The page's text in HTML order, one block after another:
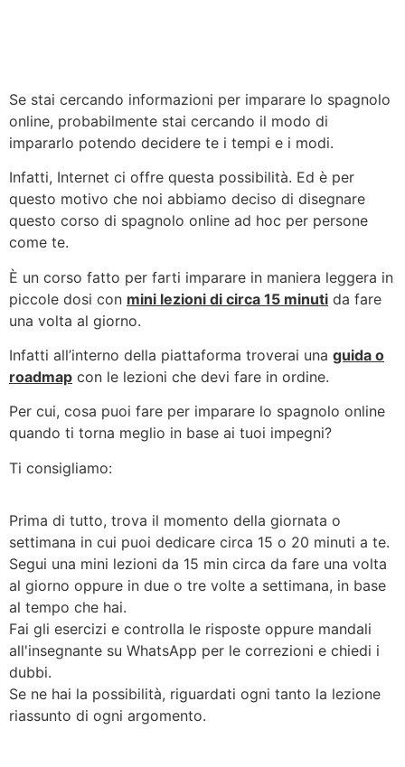
Se stai cercando informazioni per imparare lo spagnolo
online, probabilmente stai cercando il modo di
impararlo potendo decidere te i tempi e i modi.
Infatti, Internet ci offre questa possibilità. Ed è per
questo motivo che noi abbiamo deciso di disegnare
questo corso di spagnolo online ad hoc per persone
come te.
È un corso fatto per farti imparare in maniera leggera in
piccole dosi con mini lezioni di circa 15 minuti da fare
una volta al giorno.
Infatti all’interno della piattaforma troverai una guida o
roadmap con le lezioni che devi fare in ordine.
Per cui, cosa puoi fare per imparare lo spagnolo online
quando ti torna meglio in base ai tuoi impegni?
Ti consigliamo:
Prima di tutto, trova il momento della giornata o
settimana in cui puoi dedicare circa 15 o 20 minuti a te.
Segui una mini lezioni da 15 min circa da fare una volta
al giorno oppure in due o tre volte a settimana, in base
al tempo che hai.
Fai gli esercizi e controlla le risposte oppure mandali
all'insegnante su WhatsApp per le correzioni e chiedi i
dubbi.
Se ne hai la possibilità, riguardati ogni tanto la lezione
riassunto di ogni argomento.